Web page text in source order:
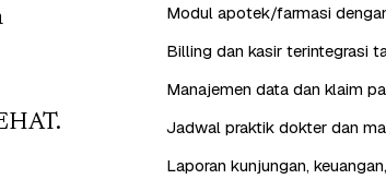
Modul apotek/farmasi
Billing dan kasir terintegrasi
Manajemen data dan klaim
Jadwal praktik dokter dan
Laporan kunjungan,